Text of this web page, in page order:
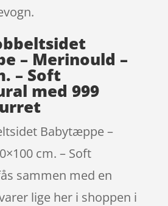
– Merinould –
– Soft
med 999
Babytæppe –
cm. – Soft
sammen med en
lige her i shoppen i